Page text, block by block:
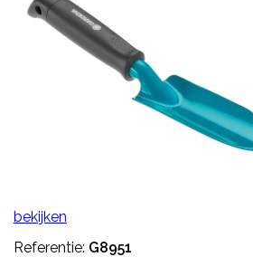
bekijken
Referentie: G8951